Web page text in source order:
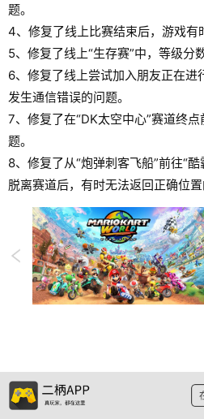
题。
4、修复了线上比赛结束后，游戏有
5、修复了线上“生存赛”中，等级分
6、修复了线上尝试加入朋友正在进
发生通信错误的问题。
7、修复了在“DK太空中心”赛道终
题。
8、修复了从“炮弹刺客飞船”前往“
脱离赛道后，有时无法返回正确位置